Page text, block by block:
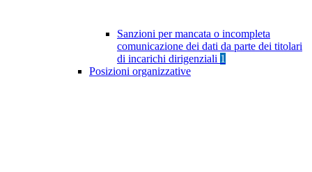
Sanzioni per mancata o incompleta
comunicazione dei dati da parte dei titolari
di incarichi dirigenziali 1
Posizioni organizzative